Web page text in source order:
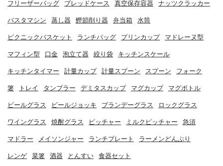
フリーザーバッグ ブレッドケース 真空保存容器 ナッツクラッカー
パスタマシン 蒸し器 鰹節削り器 弁当箱 水筒
ピクニックバスケット ランチバッグ プリンカップ マドレーヌ型
マフィン型 口金 泡立て器 絞り袋 キッチンスケール
キッチンタイマー 計量カップ 計量スプーン スプーン フォーク
箸 トレイ タンブラー デミタスカップ マグカップ マグボトル
ビールグラス ビールジョッキ ブランデーグラス ロックグラス
ワイングラス 焼酎グラス ピッチャー ミルクピッチャー 急須
マドラー メイソンジャー ランチプレート ラーメンどんぶり
レンゲ 菜箸 酒器 とんすい 食器セット